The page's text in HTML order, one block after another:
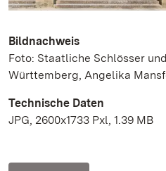
Bildnachweis
Foto: Staatliche Schlösser
Württemberg, Angelika
Technische Daten
JPG, 2600x1733 Pxl, 1.39 MB